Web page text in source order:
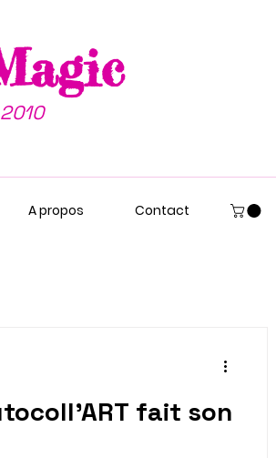
A propos Contact
fait son